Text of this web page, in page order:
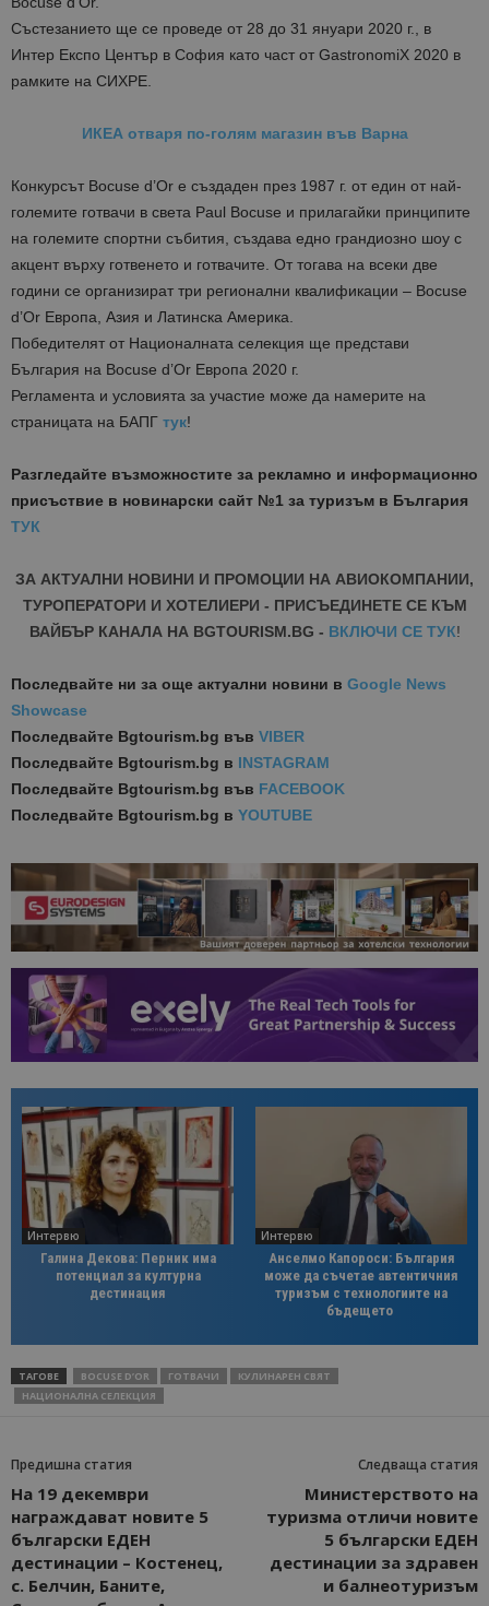
Състезанието ще се проведе от 28 до 31 януари 2020 г., в
Интер Експо Център в София като част от GastronomiX 2020 в
рамките на СИХРЕ.
ИКЕА отваря по-голям магазин във Варна
Конкурсът Bocuse d’Or е създаден през 1987 г. от един от най-
големите готвачи в света Paul Bocuse и прилагайки принципите
на големите спортни събития, създава едно грандиозно шоу с
акцент върху готвенето и готвачите. От тогава на всеки две
години се организират три регионални квалификации – Bocuse
d’Or Европа, Азия и Латинска Америка.
Победителят от Националната селекция ще представи
България на Bocuse d’Or Европа 2020 г.
Регламента и условията за участие може да намерите на
страницата на БАПГ тук!
Разгледайте възможностите за рекламно и информационно
присъствие в новинарски сайт №1 за туризъм в България
ТУК
ЗА АКТУАЛНИ НОВИНИ И ПРОМОЦИИ НА АВИОКОМПАНИИ,
ТУРОПЕРАТОРИ И ХОТЕЛИЕРИ - ПРИСЪЕДИНЕТЕ СЕ КЪМ
ВАЙБЪР КАНАЛА НА BGTOURISM.BG - ВКЛЮЧИ СЕ ТУК!
Последвайте ни за още актуални новини в Google News
Showcase
Последвайте Bgtourism.bg във VIBER
Последвайте Bgtourism.bg в INSTAGRAM
Последвайте Bgtourism.bg във FACEBOOK
Последвайте Bgtourism.bg в YOUTUBE
Интервю
Галина Декова: Перник има
потенциал за културна
дестинация
Интервю
Анселмо Капороси: България
може да съчетае автентичния
туризъм с технологиите на
бъдещето
ТАГОВЕ BOCUSE D’OR ГОТВАЧИ
КУЛИНАРЕН СВЯТ
НАЦИОНАЛНА СЕЛЕКЦИЯ
Предишна статия
На 19 декември
награждават новите 5
български ЕДЕН
дестинации – Костенец,
с. Белчин, Баните,
Следваща статия
Министерството на
туризма отличи новите
5 български ЕДЕН
дестинации за здравен
и балнеотуризъм